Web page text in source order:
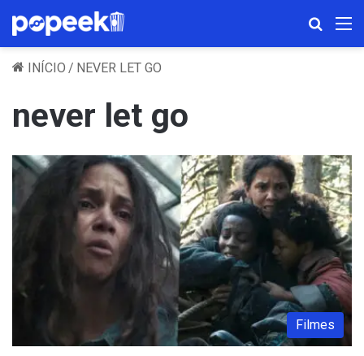
INÍCIO / NEVER LET GO
never let go
Filmes